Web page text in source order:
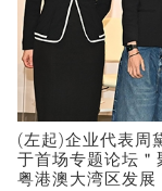
(左起)企业代表周
于首场专题论坛＂
粤港澳大湾区发展